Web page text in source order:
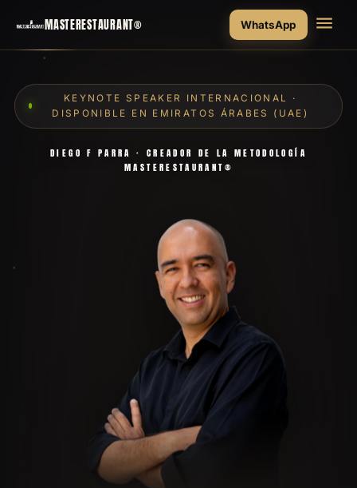
MASTERESTAURANT® WhatsApp
KEYNOTE SPEAKER INTERNACIONAL ·
DISPONIBLE EN EMIRATOS ÁRABES (UAE)
DIEGO F PARRA · CREADOR DE LA METODOLOGÍA
MASTERESTAURANT®